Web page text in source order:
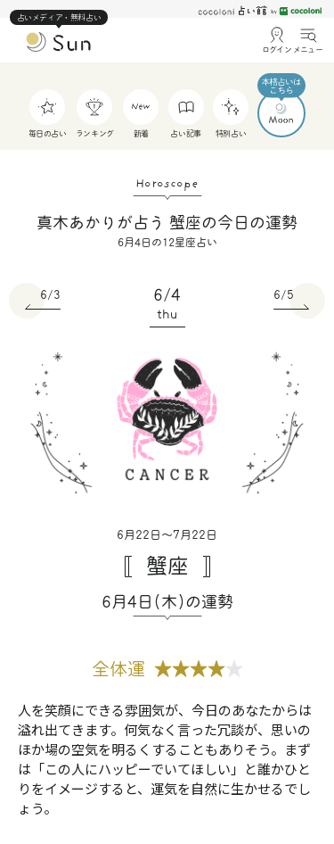
占いメディア・無料占い
ログイン メニュー
毎日の占い ランキング 新着 占い記事 特別占い
Horoscope
真木あかりが占う 蟹座の今日の運勢
6月4日の12星座占い
6/3 6/4
thu
6/5
6月22日〜7月22日
蟹座
6月4日(木)の運勢
全体運 ★★★★★
人を笑顔にできる雰囲気が、今日のあなたからは
溢れ出てきます。何気なく言った冗談が、思いの
ほか場の空気を明るくすることもありそう。まず
は「この人にハッピーでいてほしい」と誰かひと
りをイメージすると、運気を自然に生かせるでし
ょう。